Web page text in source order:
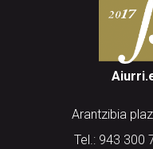
Arantzibia
Tel.: 943 300